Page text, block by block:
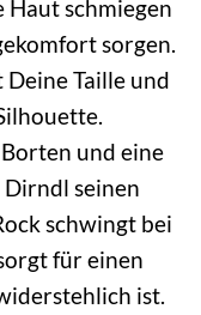
Haut schmiegen
sorgen.
Taille und
und eine
seinen
schwingt bei
für einen
ist.